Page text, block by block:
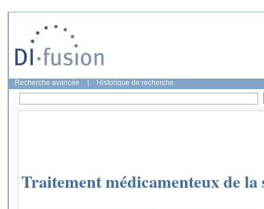
Recherche avancée Historique de recherche
Traitement médicamenteux de